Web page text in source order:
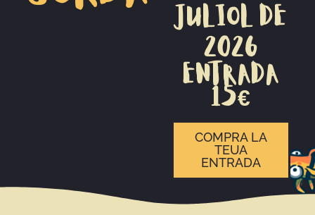
JULIOL DE
2026
ENTRADA
15€
COMPRA LA
TEUA
ENTRADA